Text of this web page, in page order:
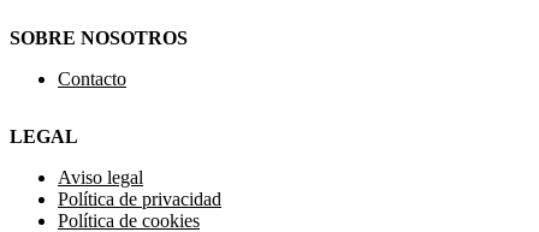
SOBRE NOSOTROS
Contacto
LEGAL
Aviso legal
Política de privacidad
Política de cookies